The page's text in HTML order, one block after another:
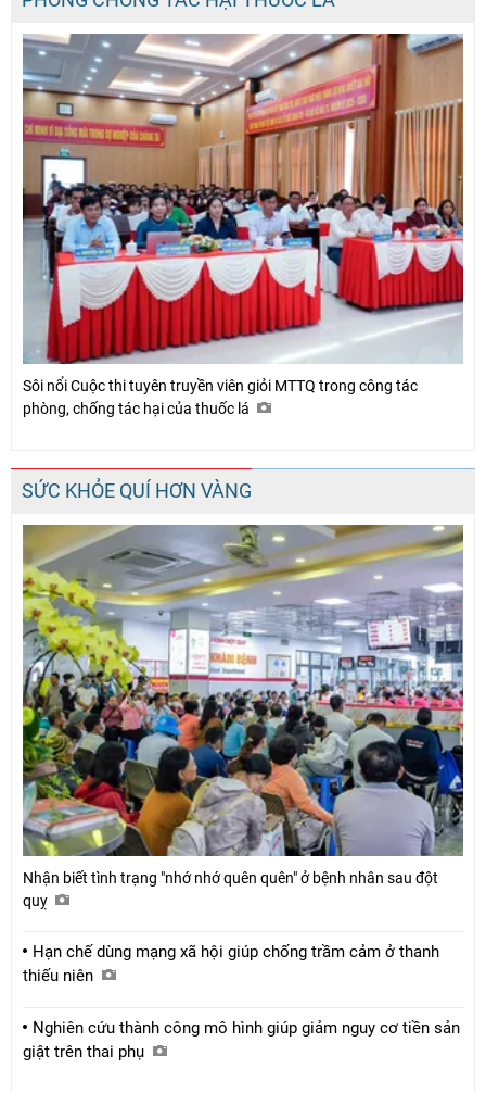
Sôi nổi Cuộc thi tuyên truyền viên giỏi MTTQ trong công tác
phòng, chống tác hại của thuốc lá
SỨC KHỎE QUÍ HƠN VÀNG
Nhận biết tình trạng "nhớ nhớ quên quên" ở bệnh nhân sau đột
quỵ
Hạn chế dùng mạng xã hội giúp chống trầm cảm ở thanh
thiếu niên
Nghiên cứu thành công mô hình giúp giảm nguy cơ tiền sản
giật trên thai phụ